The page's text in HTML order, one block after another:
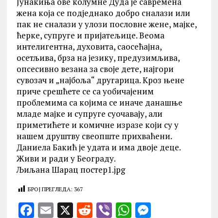
жена која се подједнако добро сналази или
пак не сналази у улози пословне жене, мајке,
ћерке, супруге и пријатељице. Веома
интелигентна, духовита, саосећајна,
осетљива, брза на језику, предузимљива,
опсесивно везана за своје дете, најгори
сувозач и „најбоља“ другарица. Кроз њене
приче срешћете се са уобичајеним
проблемима са којима се иначе данашње
младе мајке и супруге суочавају, али
приметићете и комичне изразе који су у
нашем друштву свеопште прихваћени.
Даниела Бакић је удата и има двоје деце.
Живи и ради у Београду.
Љиљана Шарац постер1.jpg
БРОЈ ПРЕГЛЕДА: 367
F E X R V WM